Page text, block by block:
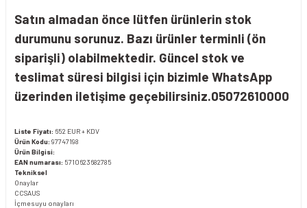
Satın almadan önce lütfen ürünlerin stok
durumunu sorunuz. Bazı ürünler terminli (ön
siparişli) olabilmektedir. Güncel stok ve
teslimat süresi bilgisi için bizimle WhatsApp
üzerinden iletişime geçebilirsiniz.05072610000
Liste Fiyatı: 652 EUR + KDV
Ürün Kodu: 97747198
Ürün Bilgisi:
EAN numarası: 5710623682785
Tekniksel
Onaylar
CCSAUS
İçme suyu onayları